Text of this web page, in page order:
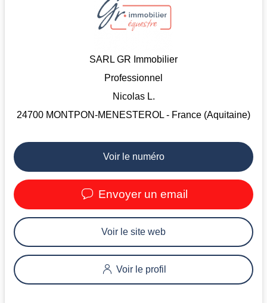
SARL GR Immobilier
Professionnel
Nicolas L.
24700 MONTPON-MENESTEROL - France (Aquitaine)
Voir le numéro
Envoyer un email
Voir le site web
Voir le profil